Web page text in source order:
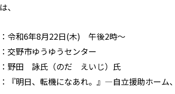
、
令和6年8月22日(木) 午後2時～
交野市ゆうゆうセンター
野田 詠氏（のだ えいじ）氏
『明日、転機になあれ。』―自立援助ホーム